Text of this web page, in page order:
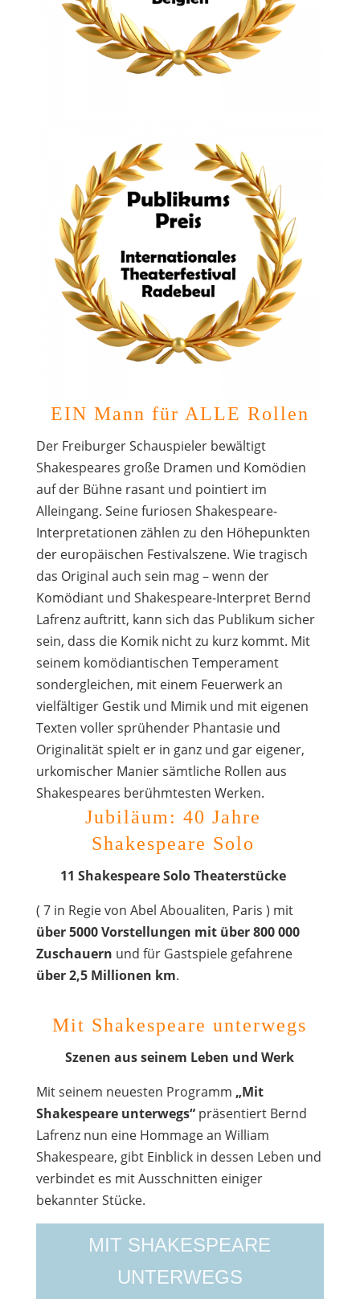
EIN Mann für ALLE Rollen
Der Freiburger Schauspieler bewältigt
Shakespeares große Dramen und Komödien
auf der Bühne rasant und pointiert im
Alleingang. Seine furiosen Shakespeare-
Interpretationen zählen zu den Höhepunkten
der europäischen Festivalszene. Wie tragisch
das Original auch sein mag – wenn der
Komödiant und Shakespeare-Interpret Bernd
Lafrenz auftritt, kann sich das Publikum sicher
sein, dass die Komik nicht zu kurz kommt. Mit
seinem komödiantischen Temperament
sondergleichen, mit einem Feuerwerk an
vielfältiger Gestik und Mimik und mit eigenen
Texten voller sprühender Phantasie und
Originalität spielt er in ganz und gar eigener,
urkomischer Manier sämtliche Rollen aus
Shakespeares berühmtesten Werken.
Jubiläum: 40 Jahre
Shakespeare Solo
11 Shakespeare Solo Theaterstücke
( 7 in Regie von Abel Aboualiten, Paris ) mit
über 5000 Vorstellungen mit über 800 000
Zuschauern und für Gastspiele gefahrene
über 2,5 Millionen km.
Mit Shakespeare unterwegs
Szenen aus seinem Leben und Werk
Mit seinem neuesten Programm „Mit
Shakespeare unterwegs“präsentiert Bernd
Lafrenz nun eine Hommage an William
Shakespeare, gibt Einblick in dessen Leben und
verbindet es mit Ausschnitten einiger
bekannter Stücke.
MIT SHAKESPEARE
UNTERWEGS